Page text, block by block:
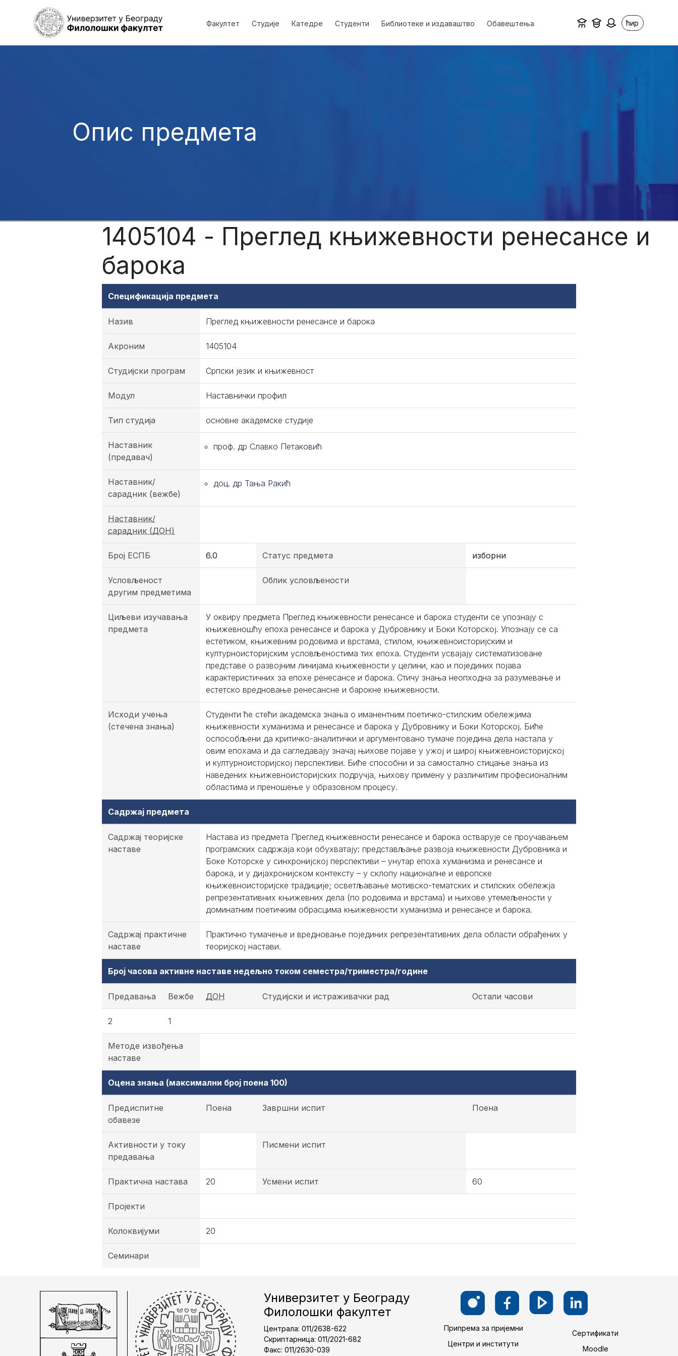
Факултет Студије Катедре Студенти Библиотеке и издаваштво Обавештења ћир
Опис предмета
1405104 - Преглед књижевности ренесансе и
барока
Спецификација предмета
Назив Преглед књижевности ренесансе и барока
Акроним 1405104
Студијски програм Српски језик и књижевност
Модул Наставнички профил
Тип студија основне академске студије
Наставник
(предавач)
проф. др Славко Петаковић
Наставник/
сарадник (вежбе)
доц. др Тања Ракић
Наставник/
сарадник (ДОН)
Број ЕСПБ 6.0 Статус предмета изборни
Условљеност
другим предметима
Облик условљености
Циљеви изучавања
предмета
У оквиру предмета Преглед књижевности ренесансе и барока студенти се упознају с
књижевношћу епоха ренесансе и барока у Дубровнику и Боки Которској. Упознају се са
естетиком, књижевним родовима и врстама, стилом, књижевноисторијским и
културноисторијским условљеностима тих епоха. Студенти усвајају систематизоване
представе о развојним линијама књижевности у целини, као и појединих појава
карактеристичних за епохе ренесансе и барока. Стичу знања неопходна за разумевање и
естетско вредновање ренесансне и барокне књижевности.
Исходи учења
(стечена знања)
Студенти ће стећи академска знања о иманентним поетичко-стилским обележјима
књижевности хуманизма и ренесансе и барока у Дубровнику и Боки Которској. Биће
оспособљени да критичко-аналитички и аргументовано тумаче поједина дела настала у
овим епохама и да сагледавају значај њихове појаве у ужој и широј књижевноисторијској
и културноисторијској перспективи. Биће способни и за самостално стицање знања из
наведених књижевноисторијских подручја, њихову примену у различитим професионалним
областима и преношење у образовном процесу.
Садржај предмета
Садржај теоријске
наставе
Настава из предмета Преглед књижевности ренесансе и барока остварује се проучавањем
програмских садржаја који обухватају: представљање развоја књижевности Дубровника и
Боке Которске у синхронијској перспективи – унутар епоха хуманизма и ренесансе и
барока, и у дијахронијском контексту – у склопу националне и европске
књижевноисторијске традиције; осветљавање мотивско-тематских и стилских обележја
репрезентативних књижевних дела (по родовима и врстама) и њихове утемељености у
доминатним поетичким обрасцима књижевности хуманизма и ренесансе и барока.
Садржај практичне
наставе
Практично тумачење и вредновање појединих репрезентативних дела области обрађених у
теоријској настави.
Број часова активне наставе недељно током семестра/триместра/године
Предавања Вежбе ДОН Студијски и истраживачки рад Остали часови
2 1
Методе извођења
наставе
Оцена знања (максимални број поена 100)
Предиспитне
обавезе
Поена Завршни испит Поена
Активности у току
предавања
Писмени испит
Практична настава 20 Усмени испит 60
Пројекти
Колоквијуми 20
Семинари
Универзитет у Београду
Филолошки факултет
Централа: 011/2638-622
Скриптарница: 011/2021-682
Факс: 011/2630-039
Припрема за пријемни
Центри и институти
Сертификати
Moodle